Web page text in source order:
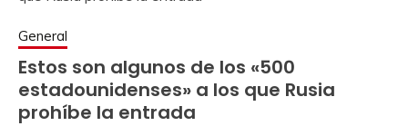
General
Estos son algunos de los «500
estadounidenses» a los que Rusia
prohíbe la entrada